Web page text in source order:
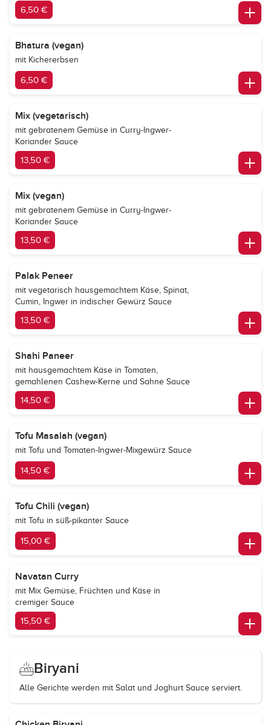
6,50 €
Bhatura (vegan)
mit Kichererbsen
6,50 €
Mix (vegetarisch)
mit gebratenem Gemüse in Curry-Ingwer-
Koriander Sauce
13,50 €
Mix (vegan)
mit gebratenem Gemüse in Curry-Ingwer-
Koriander Sauce
13,50 €
Palak Peneer
mit vegetarisch hausgemachtem Käse, Spinat,
Cumin, Ingwer in indischer Gewürz Sauce
13,50 €
Shahi Paneer
mit hausgemachtem Käse in Tomaten,
gemahlenen Cashew-Kerne und Sahne Sauce
14,50 €
Tofu Masalah (vegan)
mit Tofu und Tomaten-Ingwer-Mixgewürz Sauce
14,50 €
Tofu Chili (vegan)
mit Tofu in süß-pikanter Sauce
15,00 €
Navatan Curry
mit Mix Gemüse, Früchten und Käse in
cremiger Sauce
15,50 €
Biryani
Alle Gerichte werden mit Salat und Joghurt Sauce serviert.